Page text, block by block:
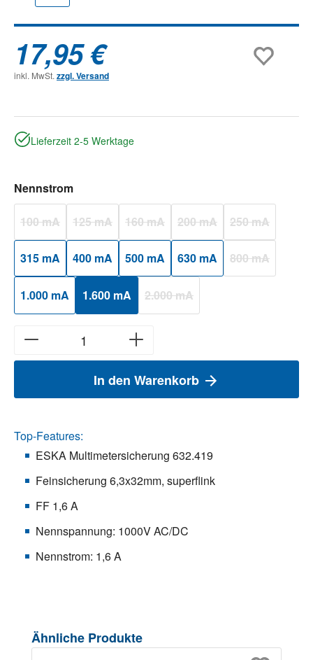
17,95 €
inkl. MwSt. zzgl. Versand
Lieferzeit 2-5 Werktage
Nennstromauswählen
100 mA(Diese Option ist zurzeit nicht verfügbar.)
125 mA(Diese Option ist zurzeit nicht verfügbar.)
160 mA(Diese Option ist zurzeit nicht verfügbar.)
200 mA(Diese Option ist zurzeit
250 mA(Diese Option
315 mA 400 mA 500 mA 630 mA 800 mA(Diese Option
1.000 mA 1.600 mA 2.000 mA(Diese Option ist zurzeit nicht
In den Warenkorb
Top-Features:
ESKA Multimetersicherung 632.419
Feinsicherung 6,3x32mm, superflink
FF 1,6 A
Nennspannung: 1000V AC/DC
Nennstrom: 1,6 A
Produktgalerie überspringen
Ähnliche Produkte